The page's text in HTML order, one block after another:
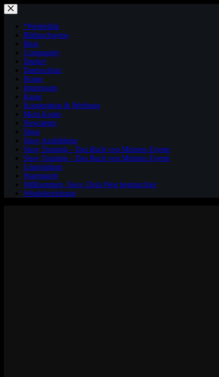
Zum
Inhalt
springen*Werbelink
Bildnachweise
Blog
Community
Danke!
Datenschutz
Home
Impressum
Kasse
Kooperation & Werbung
Mein Konto
Newsletter
Shop
Sissy Ausbildung
Sissy Training – Das Buch von Mistress Fayme
Sissy Training – Das Buch von Mistress Fayme
Unterstützen
Warenkorb
Willkommen, Sissy. Dein Weg beginnt hier
Windelerziehung